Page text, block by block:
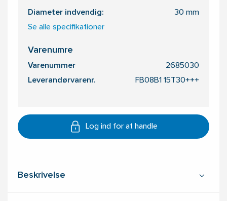
Diameter indvendig: 30 mm
Se alle specifikationer
Varenumre
Varenummer 2685030
Leverandørvarenr. FB08B1 15T30+++
Log ind for at handle
Beskrivelse